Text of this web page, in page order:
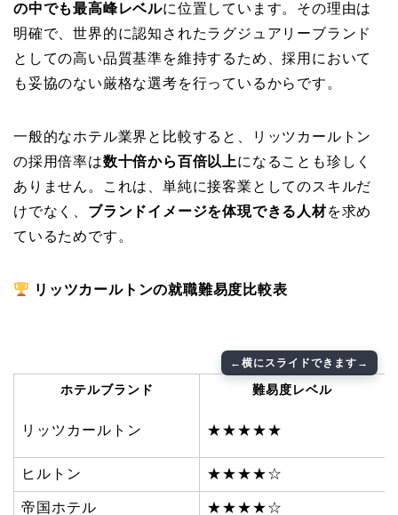
の中でも最高峰レベルに位置しています。その理由は
明確で、世界的に認知されたラグジュアリーブランド
としての高い品質基準を維持するため、採用において
も妥協のない厳格な選考を行っているからです。
一般的なホテル業界と比較すると、リッツカールトン
の採用倍率は数十倍から百倍以上になることも珍しく
ありません。これは、単純に接客業としてのスキルだ
けでなく、 ブランドイメージを体現できる人材を求め
ているためです。
リッツカールトンの就職難易度比較表
ホテルブランド 難易度レベル
リッツカールトン ★★★★★
ヒルトン ★★★★☆
帝国ホテル ★★★★☆